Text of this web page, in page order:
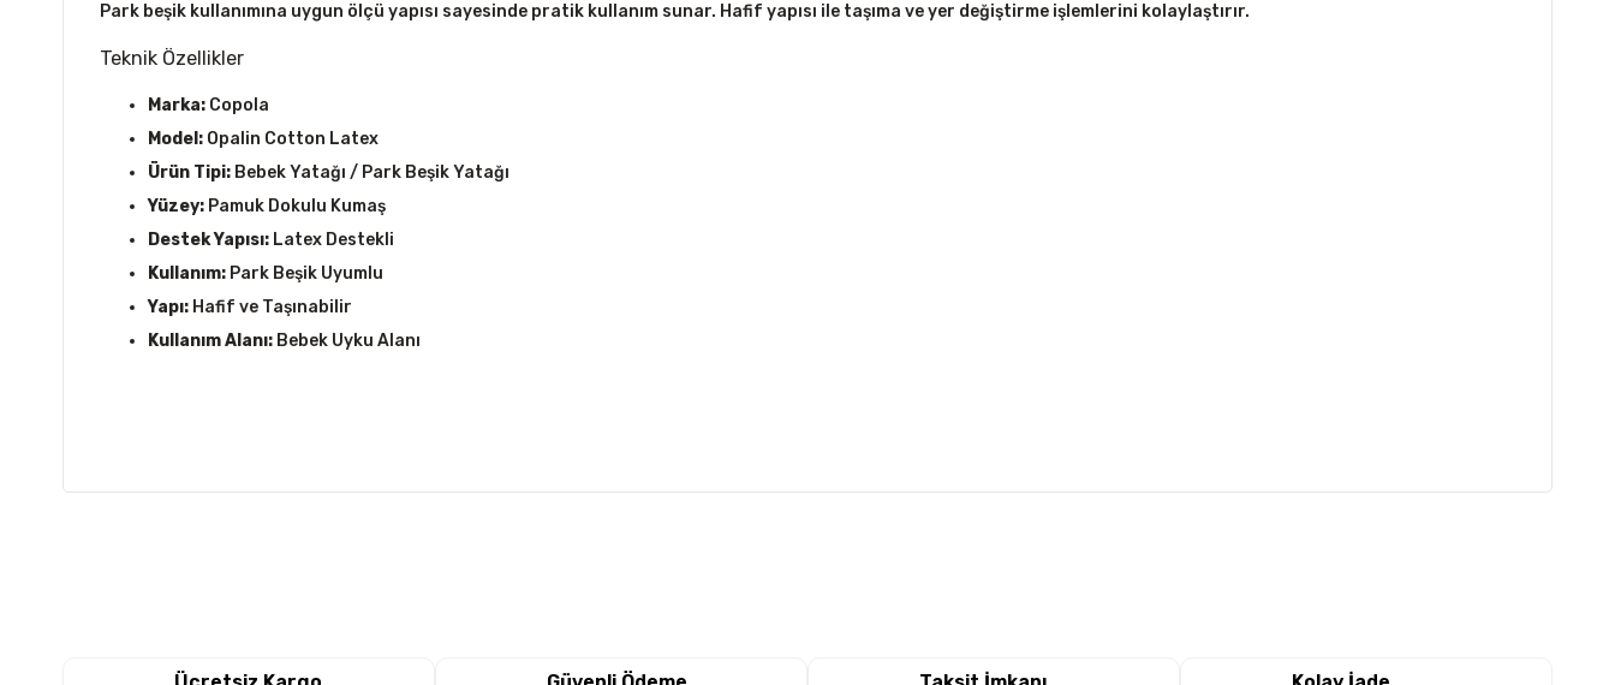
Park beşik kullanımına uygun ölçü yapısı sayesinde pratik kullanım sunar. Hafif yapısı ile taşıma ve yer değiştirme işlemlerini kolaylaştırır.
Teknik Özellikler
Marka: Copola
Model: Opalin Cotton Latex
Ürün Tipi: Bebek Yatağı / Park Beşik Yatağı
Yüzey: Pamuk Dokulu Kumaş
Destek Yapısı: Latex Destekli
Kullanım: Park Beşik Uyumlu
Yapı: Hafif ve Taşınabilir
Kullanım Alanı: Bebek Uyku Alanı